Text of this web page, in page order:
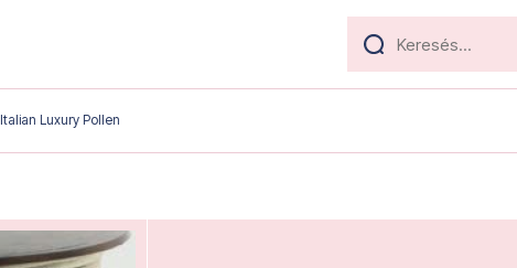
Italian Luxury Pollen